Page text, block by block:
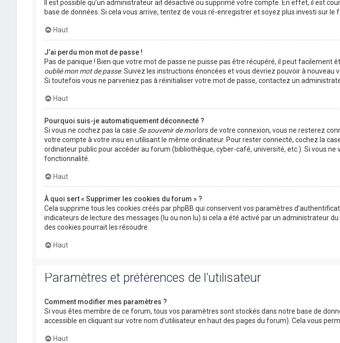
Il est possible qu’un administrateur ait désactivé ou supprimé votre compte. En effet, il est
base de données. Si cela vous arrive, tentez de vous ré-enregistrer et soyez plus investi sur le
Haut
J’ai perdu mon mot de passe !
Pas de panique ! Bien que votre mot de passe ne puisse pas être récupéré, il peut
oublié mon mot de passe. Suivez les instructions énoncées et vous devriez pouvoir à nouveau
Si toutefois vous ne parveniez pas à réinitialiser votre mot de passe, contactez un
Haut
Pourquoi suis-je automatiquement déconnecté ?
Si vous ne cochez pas la case Se souvenir de moilors de votre connexion, vous ne resterez
votre compte à votre insu en utilisant le même ordinateur. Pour rester connecté, cochez la
ordinateur public pour accéder au forum (bibliothèque, cyber-café, université, etc.). Si vous
fonctionnalité.
Haut
À quoi sert « Supprimer les cookies du forum » ?
Cela supprime tous les cookies créés par phpBB qui conservent vos paramètres
indicateurs de lecture des messages (lu ou non lu) si cela a été activé par un administrateur
des cookies pourrait les résoudre.
Haut
Paramètres et préférences de l’utilisateur
Comment modifier mes paramètres ?
Si vous êtes membre de ce forum, tous vos paramètres sont stockés dans notre base de
accessible en cliquant sur votre nom d’utilisateur en haut des pages du forum). Cela vous
Haut